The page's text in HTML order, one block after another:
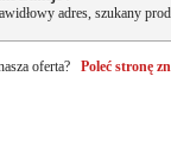
adres, szukany
oferta? Poleć stronę